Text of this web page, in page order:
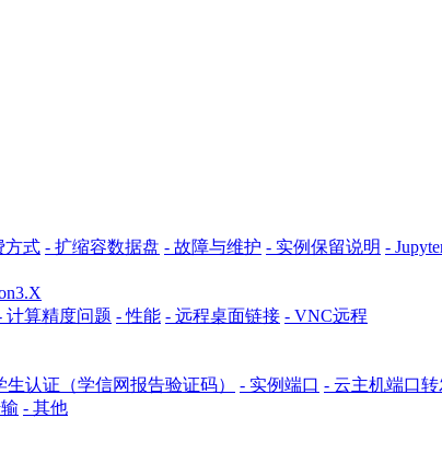
方式 - 扩缩容数据盘 - 故障与维护 - 实例保留说明 -
计算精度问题 - 性能 - 远程桌面链接 - VNC远程
生认证（学信网报告验证码） - 实例端口 - 云主机端口转
- 其他